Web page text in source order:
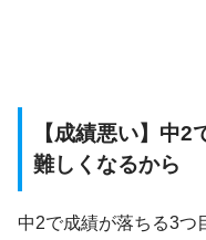
【成績悪い】中
難しくなるから
中2で成績が落ちる3つ